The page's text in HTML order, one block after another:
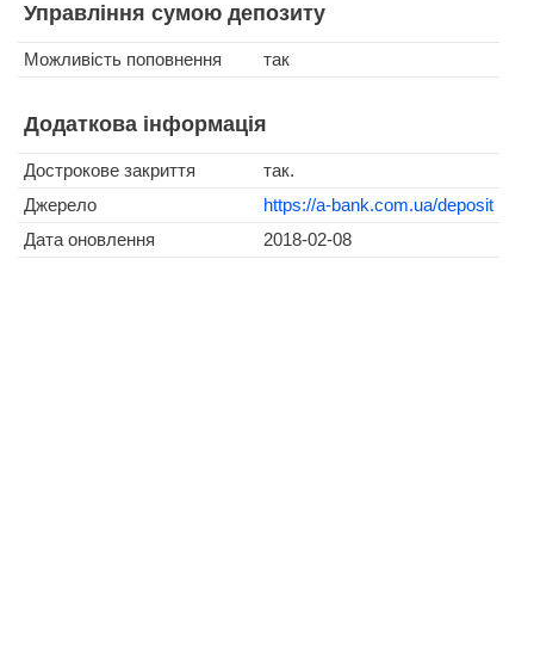
Управління сумою депозиту
Можливість поповнення так
Додаткова інформація
Дострокове закриття
так.
Джерело
https://a-bank.com.ua/deposit
Дата оновлення
2018-02-08